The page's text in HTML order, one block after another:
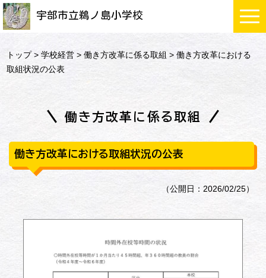
宇部市立鵜ノ島小学校
トップ>学校経営 >働き方改革に係る取組 > 働き方改革における
取組状況の公表
働き方改革に係る取組
働き方改革における取組状況の公表
（公開日：2026/02/25）